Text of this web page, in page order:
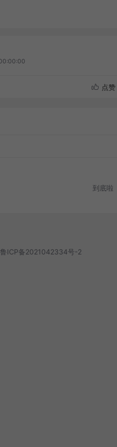
点赞
到底啦
鲁ICP备2021042334号-2